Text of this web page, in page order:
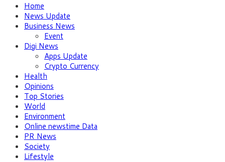
Home
News Update
Business News
Event
Digi News
Apps Update
Crypto Currency
Health
Opinions
Top Stories
World
Environment
Online newstime Data
PR News
Society
Lifestyle